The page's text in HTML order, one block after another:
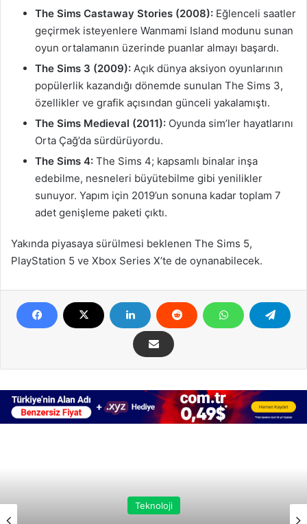
The Sims Castaway Stories (2008): Eğlenceli saatler
geçirmek isteyenlere Wanmami Island modunu sunan
oyun ortalamanın üzerinde puanlar almayı başardı.
The Sims 3 (2009): Açık dünya aksiyon oyunlarının
popülerlik kazandığı dönemde sunulan The Sims 3,
özellikler ve grafik açısından günceli yakalamıştı.
The Sims Medieval (2011): Oyunda sim’ler hayatlarını
Orta Çağ’da sürdürüyordu.
The Sims 4: The Sims 4; kapsamlı binalar inşa
edebilme, nesneleri büyütebilme gibi yenilikler
sunuyor. Yapım için 2019’un sonuna kadar toplam 7
adet genişleme paketi çıktı.
Yakında piyasaya sürülmesi beklenen The Sims 5,
PlayStation 5 ve Xbox Series X’te de oynanabilecek.
Teknoloji